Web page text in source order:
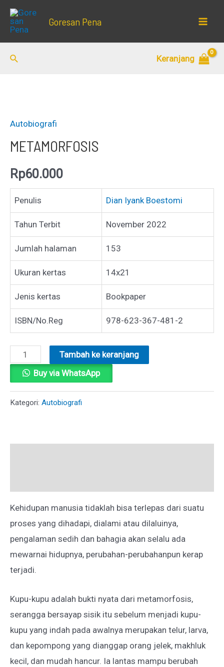
Lewati
Goresan Pena
Cari Keranjang
Autobiografi
METAMORFOSIS
Rp60.000
Penulis Dian Iyank Boestomi
Tahun Terbit November 2022
Jumlah halaman 153
Ukuran kertas 14x21
Jenis kertas Bookpaper
ISBN/No.Reg 978-623-367-481-2
Kuantitas
METAMORFOSIS
Tambah ke keranjang
Buy via WhatsApp
Kategori: Autobiografi
Kehidupan manusia tidaklah bisa terlepas dari suatu
proses yang dihadapi, dialami atau dilaluinya,
pengalaman sedih dan bahagia akan selalu ada
mewarnai hidupnya, perubahan-perubahanpun kerap
terjadi.
Kupu-kupu adalah bukti nyata dari metamorfosis,
serangga bersayap sisik itu sebelum menjadi kupu-
kupu yang indah pada awalnya merupakan telur, larva,
dan kepompong yang dianggap orang jelek, makhluk
kecil, dan mudah hancur. Ia lantas mampu berubah